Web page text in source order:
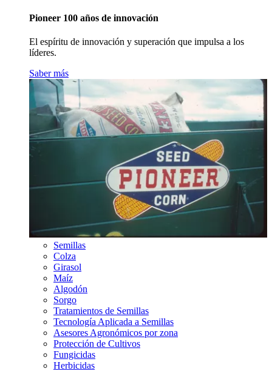
Pioneer 100 años de innovación
El espíritu de innovación y superación que impulsa a los
líderes.
Saber más
Semillas
Colza
Girasol
Maíz
Algodón
Sorgo
Tratamientos de Semillas
Tecnología Aplicada a Semillas
Asesores Agronómicos por zona
Protección de Cultivos
Fungicidas
Herbicidas